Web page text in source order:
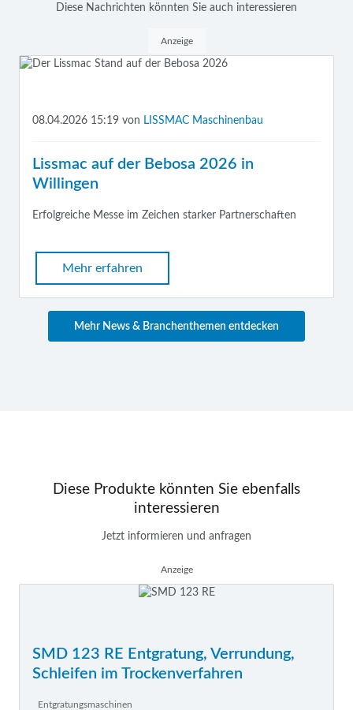
Diese Nachrichten könnten Sie auch interessieren
Anzeige
08.04.2026 15:19 von LISSMAC Maschinenbau
Lissmac auf der Bebosa 2026 in
Willingen
Erfolgreiche Messe im Zeichen starker Partnerschaften
Mehr erfahren
Mehr News & Branchenthemen entdecken
Diese Produkte könnten Sie ebenfalls
interessieren
Jetzt informieren und anfragen
Anzeige
SMD 123 RE Entgratung, Verrundung,
Schleifen im Trockenverfahren
Entgratungsmaschinen